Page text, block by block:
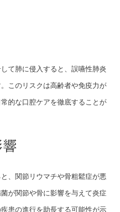
て肺に侵入すると、誤嚥性肺炎
このリスクは高齢者や免疫力が
的な口腔ケアを徹底することが
、関節リウマチや骨粗鬆症が悪
が関節や骨に影響を与えて炎症
患の進行を助長する可能性が示